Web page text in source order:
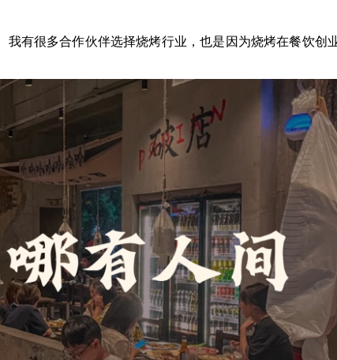
有很多合作伙伴选择烧烤行业，也是因为烧烤在餐饮创